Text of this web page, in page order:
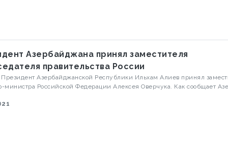
Азербайджана принял заместителя
правительства России
Азербайджанской Республики Ильхам Алиев принял
Российской Федерации Алексея Оверчука. Как сообщает Азертадж,
Президента Российской Федерации Владимира Путина. Президент